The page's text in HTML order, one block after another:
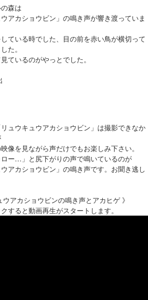
森は
ウアカショウビン」の鳴き声が響き渡っていま
ている時でした、目の前を赤い鳥が横切って
た。
ているのがやっとでした。
ュウキュウアカショウビン」は撮影できなか
像を見ながら声だけでもお楽しみ下さい。
ロー…」と尻下がりの声で鳴いているのが
ウアカショウビン」の鳴き声です。お聞き逃し
ウアカショウビンの鳴き声とアカヒゲ 》
すると動画再生がスタートします。